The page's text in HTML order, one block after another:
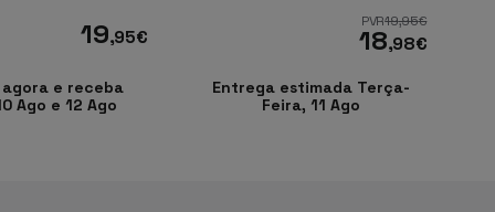
19,95€
agora e receba
Ago e 12 Ago
PVR19,95€
18,98€
Entrega estimada Terça-
Feira, 11 Ago